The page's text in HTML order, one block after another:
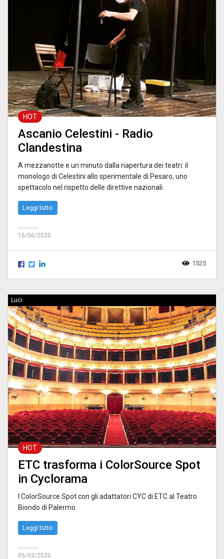
HOT
Ascanio Celestini - Radio
Clandestina
A mezzanotte e un minuto dalla riapertura dei teatri: il
monologo di Celestini allo sperimentale di Pesaro, uno
spettacolo nel rispetto delle direttive nazionali.
Leggi tutto
16/06/2020
1525
Luci
HOT
ETC trasforma i ColorSource Spot
in Cyclorama
I ColorSource Spot con gli adattatori CYC di ETC al Teatro
Biondo di Palermo.
Leggi tutto
05/03/2020